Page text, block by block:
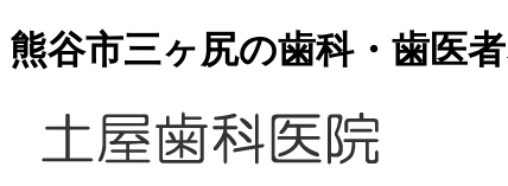
熊谷市三ヶ尻の歯科・歯医